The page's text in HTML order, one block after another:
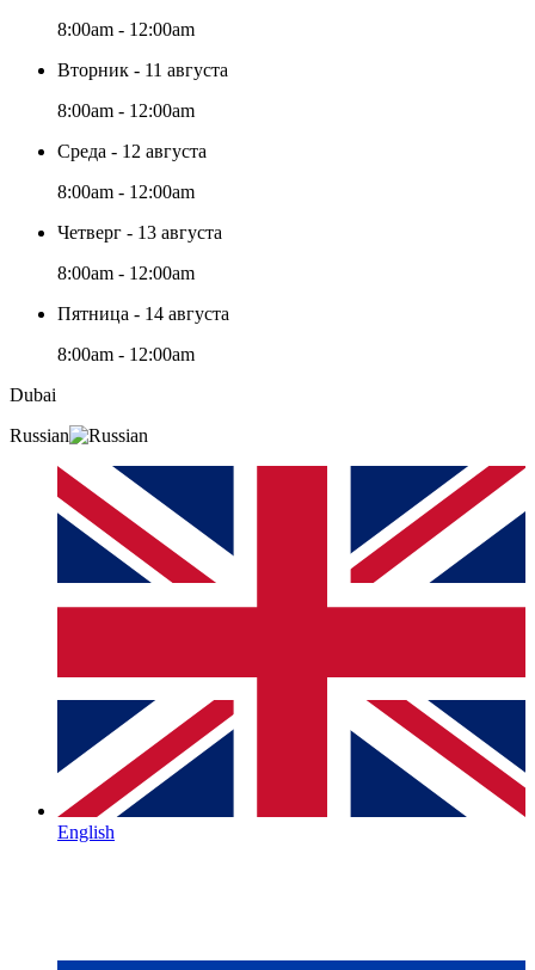
8:00am - 12:00am
Вторник - 11 августа
8:00am - 12:00am
Среда - 12 августа
8:00am - 12:00am
Четверг - 13 августа
8:00am - 12:00am
Пятница - 14 августа
8:00am - 12:00am
Dubai
Russian
English